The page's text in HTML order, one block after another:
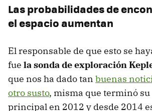
Las probabilidades de
el espacio aumentan
El responsable de que esto se
fue la sonda de exploración
que nos ha dado tan buenas
otro susto, misma que terminó
principal en 2012 y desde 2014